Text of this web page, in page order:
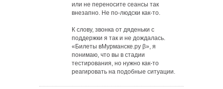
или не переносите сеансы так
внезапно. Не по-людски как-то.
К слову, звонка от дяденьки с
поддержки я так и не дождалась.
«Билеты вМурманске.ру β», я
понимаю, что вы в стадии
тестирования, но нужно как-то
реагировать на подобные ситуации.